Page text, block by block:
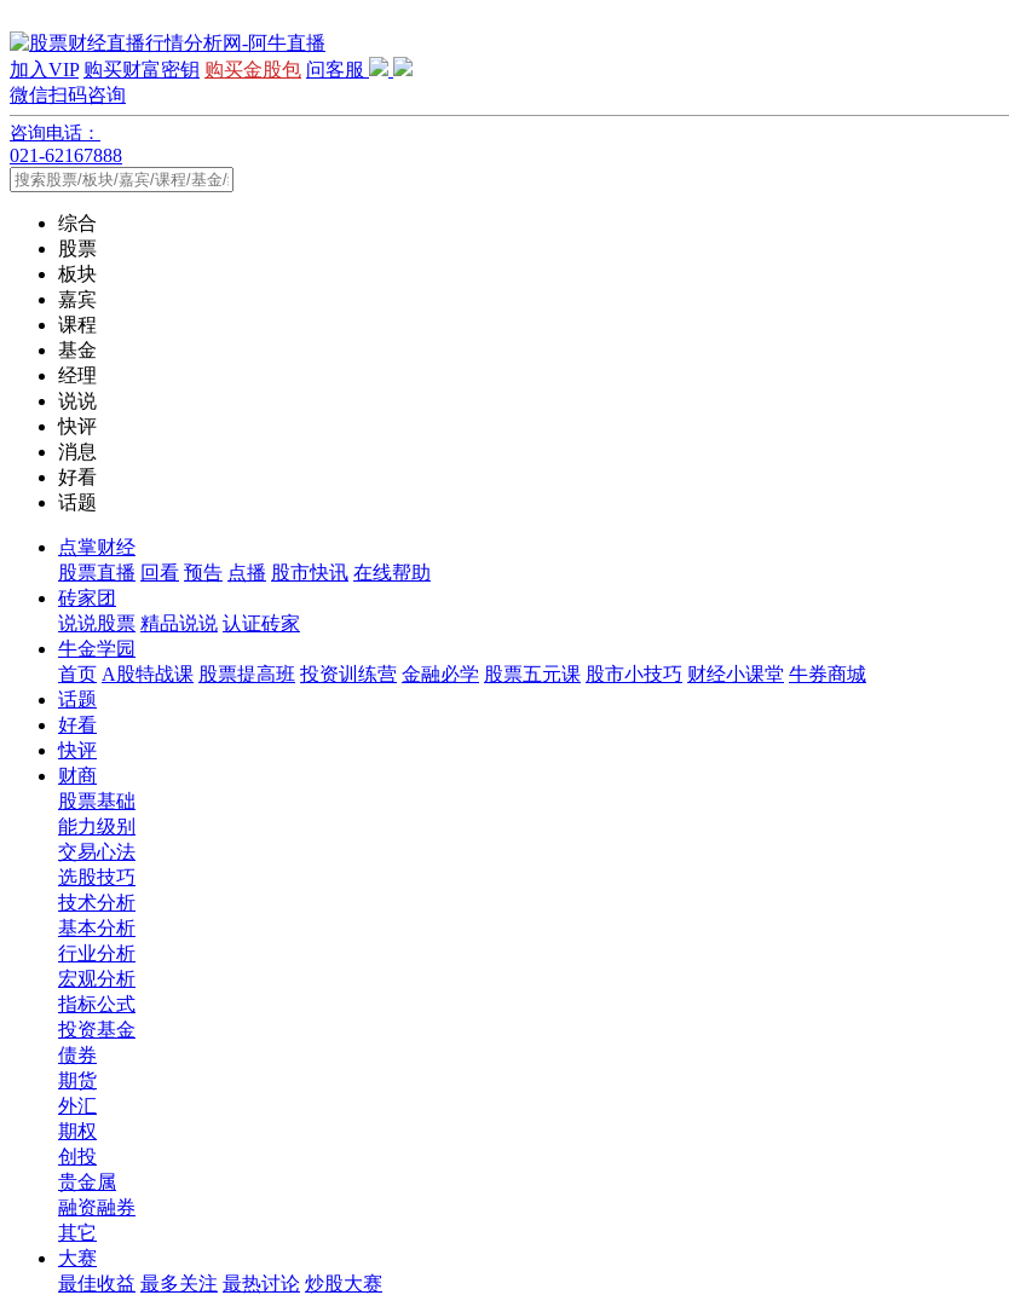
加入VIP 购买财富密钥 购买金股包 问客服
微信扫码咨询
咨询电话：
021-62167888
综合
股票
板块
嘉宾
课程
基金
经理
说说
快评
消息
好看
话题
点掌财经
股票直播 回看 预告 点播 股市快讯 在线帮助
砖家团
说说股票 精品说说 认证砖家
牛金学园
首页 A股特战课 股票提高班 投资训练营 金融必学 股票五元课 股市小技巧 财经小课堂 牛券商城
话题
好看
快评
财商
股票基础
能力级别
交易心法
选股技巧
技术分析
基本分析
行业分析
宏观分析
指标公式
投资基金
债券
期货
外汇
期权
创投
贵金属
融资融券
其它
大赛
最佳收益 最多关注 最热讨论 炒股大赛